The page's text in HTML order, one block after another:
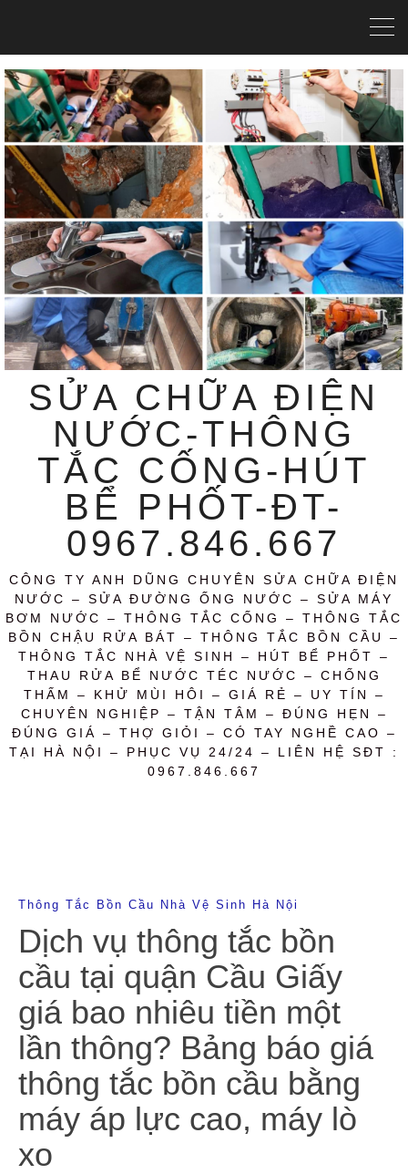
SỬA CHỮA ĐIỆN
NƯỚC-THÔNG
TẮC CỐNG-HÚT
BỂ PHỐT-ĐT-
0967.846.667
CÔNG TY ANH DŨNG CHUYÊN SỬA CHỮA ĐIỆN
NƯỚC – SỬA ĐƯỜNG ỐNG NƯỚC – SỬA MÁY
BƠM NƯỚC – THÔNG TẮC CỐNG – THÔNG TẮC
BỒN CHẬU RỬA BÁT – THÔNG TẮC BỒN CẦU –
THÔNG TẮC NHÀ VỆ SINH – HÚT BỂ PHỐT –
THAU RỬA BỂ NƯỚC TÉC NƯỚC – CHỐNG
THẤM – KHỬ MÙI HÔI – GIÁ RẺ – UY TÍN –
CHUYÊN NGHIỆP – TẬN TÂM – ĐÚNG HẸN –
ĐÚNG GIÁ – THỢ GIỎI – CÓ TAY NGHỀ CAO –
TẠI HÀ NỘI – PHỤC VỤ 24/24 – LIÊN HỆ SĐT :
0967.846.667
Thông Tắc Bồn Cầu Nhà Vệ Sinh Hà Nội
Dịch vụ thông tắc bồn
cầu tại quận Cầu Giấy
giá bao nhiêu tiền một
lần thông? Bảng báo giá
thông tắc bồn cầu bằng
máy áp lực cao, máy lò
xo